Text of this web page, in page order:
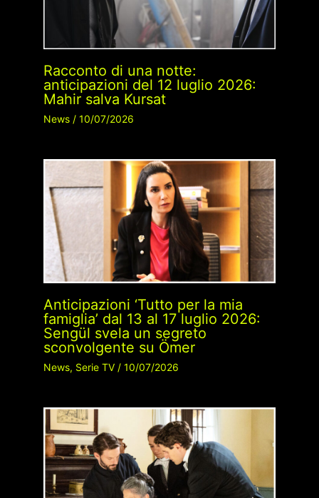
Racconto di una notte:
anticipazioni del 12 luglio 2026:
Mahir salva Kursat
News/ 10/07/2026
Anticipazioni ‘Tutto per la mia
famiglia’ dal 13 al 17 luglio 2026:
Sengül svela un segreto
sconvolgente su Ömer
News, Serie TV/ 10/07/2026